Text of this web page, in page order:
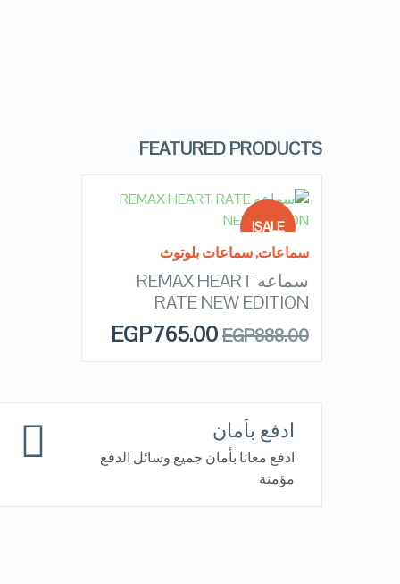
FEATURED PRODUCTS
SALE!
OUT OF
STOCK
QUICK LOOK
سماعات,سماعات بلوتوث
سماعه REMAX HEART
RATE NEW EDITION
EGP888.00
EGP765.00
ادفع بأمان
ادفع معانا بأمان جميع وسائل الدفع
مؤمنة